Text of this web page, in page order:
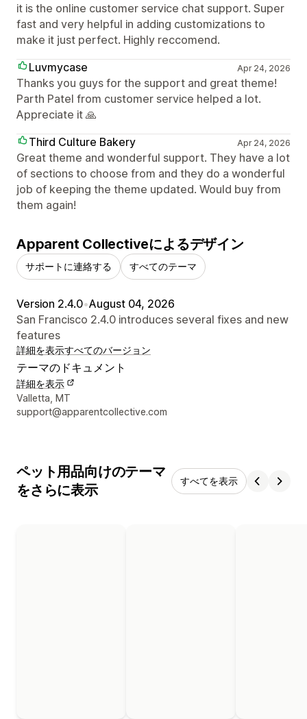
it is the online customer service chat support. Super
fast and very helpful in adding customizations to
make it just perfect. Highly reccomend.
Luvmycase
Apr 24, 2026
Thanks you guys for the support and great theme!
Parth Patel from customer service helped a lot.
Appreciate it 🙏
Third Culture Bakery
Apr 24, 2026
Great theme and wonderful support. They have a lot
of sections to choose from and they do a wonderful
job of keeping the theme updated. Would buy from
them again!
Apparent Collectiveによるデザイン
サポートに連絡する すべてのテーマ
Version 2.4.0•August 04, 2026
San Francisco 2.4.0 introduces several fixes and new
features
詳細を表示すべてのバージョン
テーマのドキュメント
詳細を表示
デザイナーの連絡先情報
Valletta, MT
support@apparentcollective.com
ペット用品向けのテーマ
をさらに表示
すべてを表示